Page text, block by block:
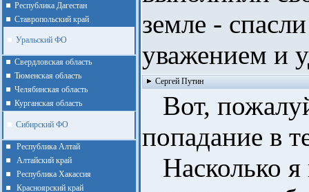
Республика Дагестан
Ставропольский край
Уральский ФО
Cвердловская область
Тюменская область
Челябинская область
Курганская область
Сибирский ФО
Республика Алтай
Алтайcкий край
Республика Хакассия
Красноярский край
земле -
уважением и
Сергей Путин
Вот,
попадание в
Насколько я